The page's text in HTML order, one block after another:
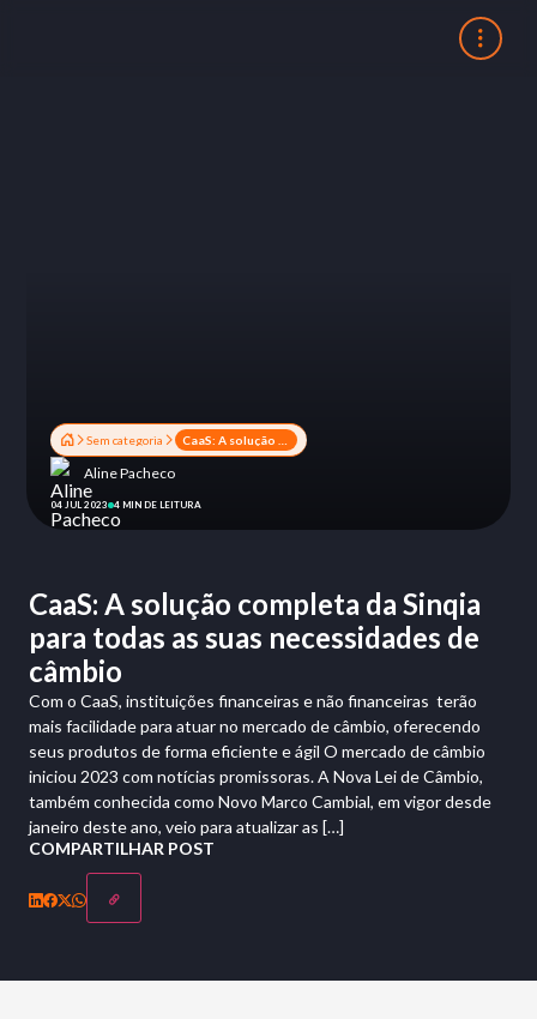
Sem categoria
Aline Pacheco
04 JUL 2023 4 MIN DE LEITURA
CaaS: A solução completa da Sinqia
para todas as suas necessidades de
câmbio
Com o CaaS, instituições financeiras e não financeiras terão
mais facilidade para atuar no mercado de câmbio, oferecendo
seus produtos de forma eficiente e ágil O mercado de câmbio
iniciou 2023 com notícias promissoras. A Nova Lei de Câmbio,
também conhecida como Novo Marco Cambial, em vigor desde
janeiro deste ano, veio para atualizar as […]
COMPARTILHAR POST